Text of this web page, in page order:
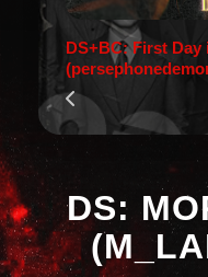
DS+BC: First Day
DS: